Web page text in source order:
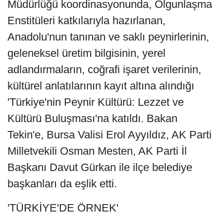
Müdürlüğü koordinasyonunda, Olgunlaşma
Enstitüleri katkılarıyla hazırlanan,
Anadolu'nun tanınan ve saklı peynirlerinin,
geleneksel üretim bilgisinin, yerel
adlandırmaların, coğrafi işaret verilerinin,
kültürel anlatılarının kayıt altına alındığı
'Türkiye'nin Peynir Kültürü: Lezzet ve
Kültürü Buluşması'na katıldı. Bakan
Tekin'e, Bursa Valisi Erol Ayyıldız, AK Parti
Milletvekili Osman Mesten, AK Parti İl
Başkanı Davut Gürkan ile ilçe belediye
başkanları da eşlik etti.
'TÜRKİYE'DE ÖRNEK'